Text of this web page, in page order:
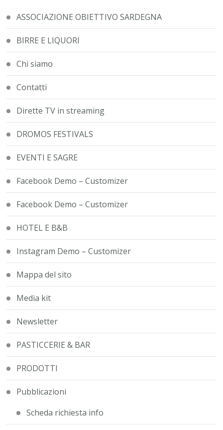
ASSOCIAZIONE OBIETTIVO SARDEGNA
BIRRE E LIQUORI
Chi siamo
Contatti
Dirette TV in streaming
DROMOS FESTIVALS
EVENTI E SAGRE
Facebook Demo – Customizer
Facebook Demo – Customizer
HOTEL E B&B
Instagram Demo – Customizer
Mappa del sito
Media kit
Newsletter
PASTICCERIE & BAR
PRODOTTI
Pubblicazioni
Scheda richiesta info